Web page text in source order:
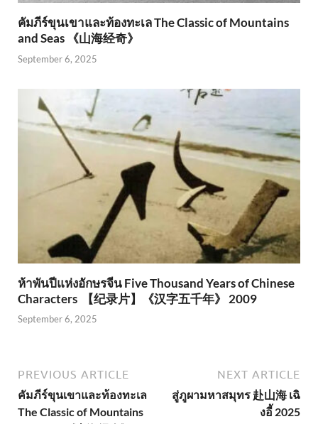
คัมภีร์ขุนเขาและท้องทะเล The Classic of Mountains
and Seas 《山海经奇》
September 6, 2025
ห้าพันปีแห่งอักษรจีน Five Thousand Years of Chinese
Characters 【纪录片】《汉字五千年》 2009
September 6, 2025
PREVIOUS ARTICLE
คัมภีร์ขุนเขาและท้องทะเล
The Classic of Mountains
NEXT ARTICLE
สู่ภูผามหาสมุทร 赴山海 เฉิ
งอี้ 2025